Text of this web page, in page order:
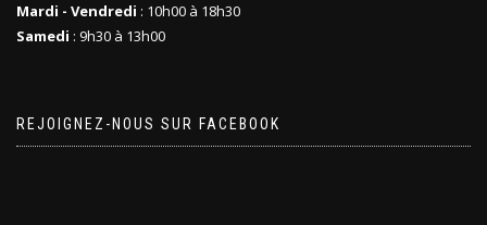
Mardi - Vendredi : 10h00 à 18h30
Samedi : 9h30 à 13h00
REJOIGNEZ-NOUS SUR FACEBOOK